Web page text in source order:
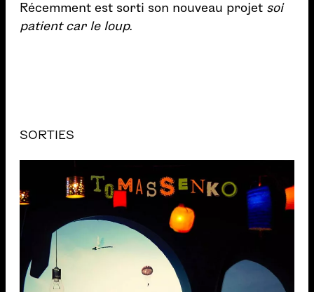
Récemment est sorti son nouveau projet soi
patient car le loup.
SORTIES